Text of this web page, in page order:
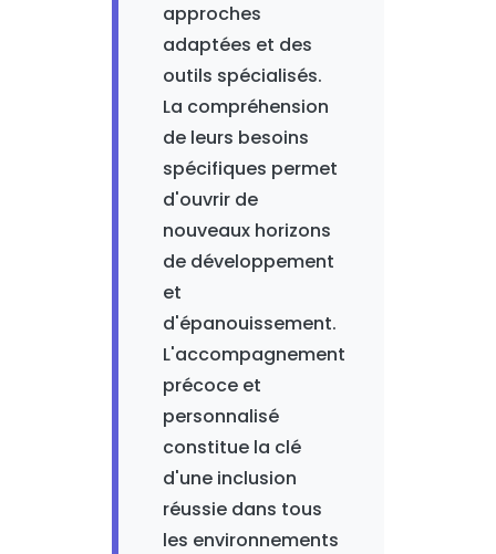
approches
adaptées et des
outils spécialisés.
La compréhension
de leurs besoins
spécifiques permet
d'ouvrir de
nouveaux horizons
de développement
et
d'épanouissement.
L'accompagnement
précoce et
personnalisé
constitue la clé
d'une inclusion
réussie dans tous
les environnements